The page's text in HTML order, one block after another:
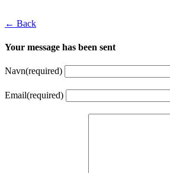
← Back
Your message has been sent
Navn(required)
Email(required)